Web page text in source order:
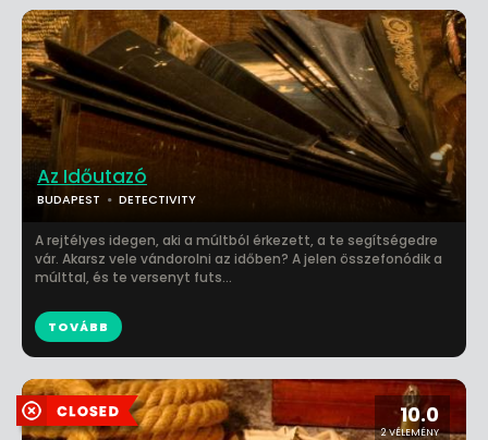
Az Időutazó
BUDAPEST DETECTIVITY
A rejtélyes idegen, aki a múltból érkezett, a te segítségedre
vár. Akarsz vele vándorolni az időben? A jelen összefonódik a
múlttal, és te versenyt futs...
TOVÁBB
10.0
2 VÉLEMÉNY